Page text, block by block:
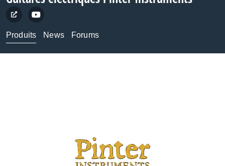
Produits News Forums